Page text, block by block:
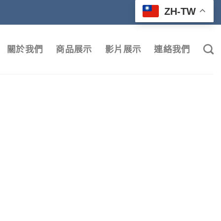
ZH-TW
關於我們 商品展示 影片展示 連絡我們